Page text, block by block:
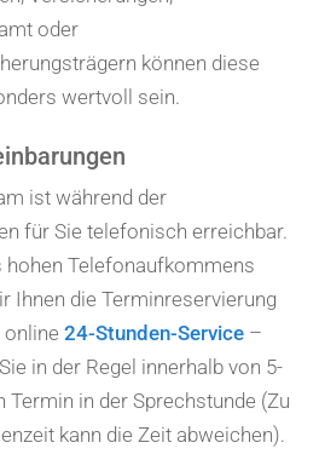
oder
können diese
wertvoll sein.
ist während der
für Sie telefonisch erreichbar.
hohen Telefonaufkommens
Ihnen die Terminreservierung
online 24-Stunden-Service–
in der Regel innerhalb von 5-
Termin in der Sprechstunde (Zu
kann die Zeit abweichen).